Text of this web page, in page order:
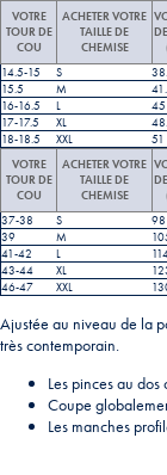
VOTRE
TOUR DE
COU
ACHETER VOTRE
TAILLE DE
CHEMISE
14.5-15
S
15.5
M
16-16.5
L 45
17-17.5
XL
18-18.5
XXL 51
VOTRE
TOUR DE
COU
ACHETER VOTRE
TAILLE DE
CHEMISE
37-38
S 98
39
M
41-42
L
43-44
XL
46-47
XXL
Ajustée au niveau de la
très contemporain.
Les pinces au
Coupe
Les manches